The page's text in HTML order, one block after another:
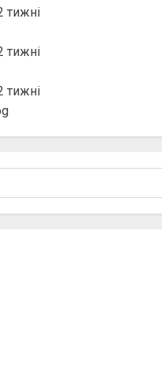
тижні
тижні
тижні